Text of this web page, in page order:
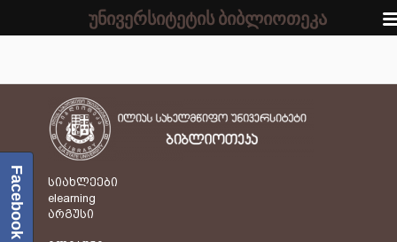
სიახლეები
elearning
არგუსი
Facebook
უნივერსიტეტის ბიბლიოთეკა